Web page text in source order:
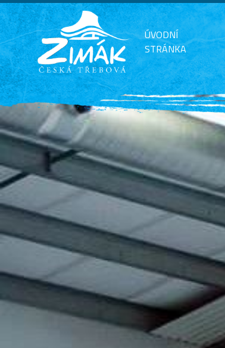
ÚVODNÍ
STRÁNKA